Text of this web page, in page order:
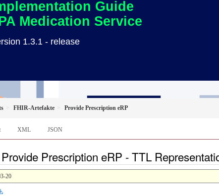
Guide
Medication Service
1.3.1 - release
FHIR-Artefakte Provide Prescription eRP
XML JSON
Prescription eRP - TTL
20